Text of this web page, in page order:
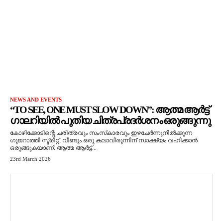
NEWS AND EVENTS
“TO SEE, ONE MUST SLOW DOWN”: ആത്മ ആർട്ട്
ഗാലറിയിൽ പുതിയ ചിത്രപ്രദർശനം ഒരുങ്ങുന്നു
കോഴിക്കോടിന്റെ ചരിത്രവും സംസ്‌കാരവും ഇഴചേർന്നുനിൽക്കുന്ന
ഗുജറാത്തി സ്ട്രീറ്റ്, വീണ്ടും ഒരു കലാവിരുന്നിന് സാക്ഷ്യം വഹിക്കാൻ
ഒരുങ്ങുകയാണ്. ആത്മ ആർട്ട്...
23rd March 2026